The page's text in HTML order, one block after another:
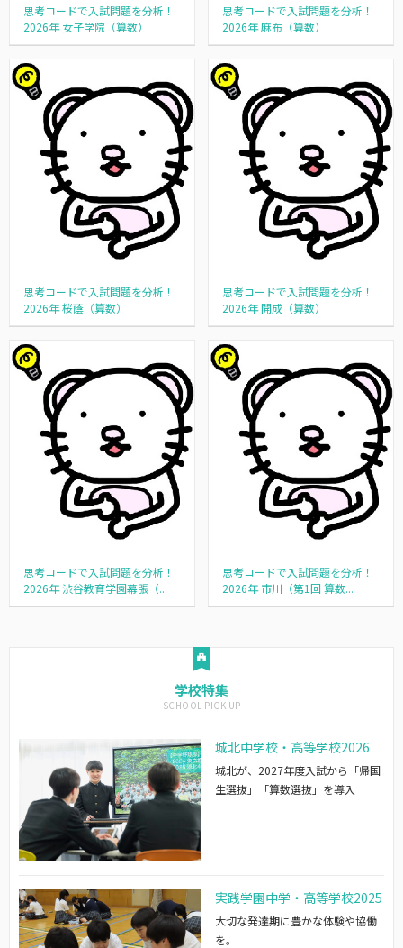
思考コードで入試問題を分析！
2026年 女子学院（算数）
思考コードで入試問題を分析！
2026年 麻布（算数）
思考コードで入試問題を分析！
2026年 桜蔭（算数）
思考コードで入試問題を分析！
2026年 開成（算数）
思考コードで入試問題を分析！
2026年 渋谷教育学園幕張（...
思考コードで入試問題を分析！
2026年 市川（第1回 算数...
学校特集
城北中学校・高等学校2026
城北が、2027年度入試から「帰国
生選抜」「算数選抜」を導入
実践学園中学・高等学校2025
大切な発達期に豊かな体験や協働
を。